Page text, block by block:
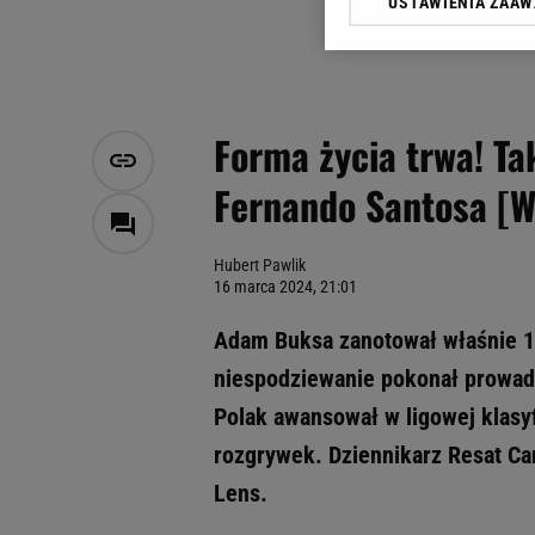
Forma życia trwa!
Fernando Santosa
Hubert Pawlik
16 marca 2024, 21:01
Adam Buksa zanotował
niespodziewanie pokonał
Polak awansował w ligowej
rozgrywek. Dziennikarz Resat
Lens.
Klikając „Akceptuję”
Zaufanych Partnerów i
My, nasi Zaufani
Użycie dokładnych
Przechowywanie